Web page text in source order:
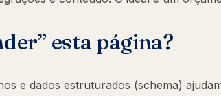
esta página?
e dados estruturados (schema)